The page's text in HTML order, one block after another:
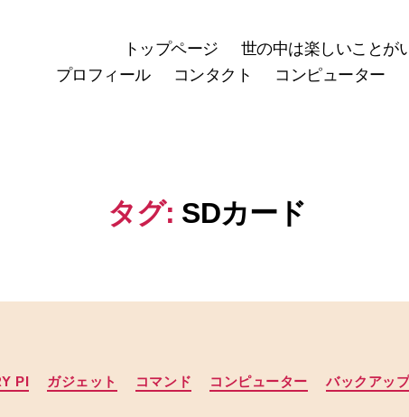
トップページ
世の中は楽しいことが
プロフィール
コンタクト コンピューター
タグ: SDカード
カ
テ
PI ガジェット コマンド コンピューター バックアッ